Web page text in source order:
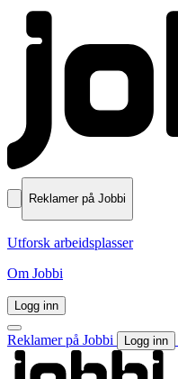
Reklamer på Jobbi
Utforsk arbeidsplasser
Om Jobbi
Logg inn
Reklamer på Jobbi Logg inn